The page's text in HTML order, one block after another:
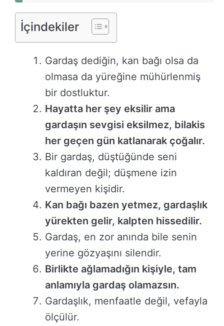
İçindekiler
Gardaş dediğin, kan bağı olsa da
olmasa da yüreğine mühürlenmiş
bir dostluktur.
Hayatta her şey eksilir ama
gardaşın sevgisi eksilmez, bilakis
her geçen gün katlanarak çoğalır.
Bir gardaş, düştüğünde seni
kaldıran değil; düşmene izin
vermeyen kişidir.
Kan bağı bazen yetmez, gardaşlık
yürekten gelir, kalpten hissedilir.
Gardaş, en zor anında bile senin
yerine gözyaşını silendir.
Birlikte ağlamadığın kişiyle, tam
anlamıyla gardaş olamazsın.
Gardaşlık, menfaatle değil, vefayla
ölçülür.